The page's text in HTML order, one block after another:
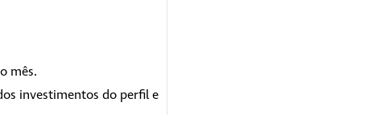
mês.
investimentos do perfil e